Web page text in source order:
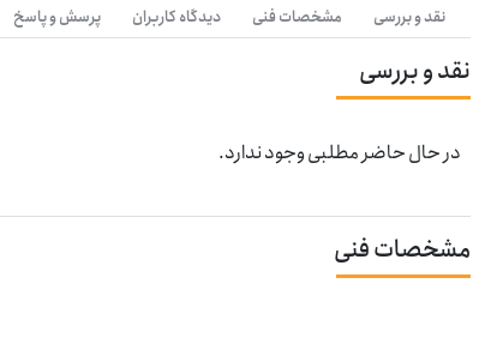
نقد و بررسی مشخصات فنی دیدگاه کاربران پرسش و پاسخ
نقد و بررسی
در حال حاضر مطلبی وجود ندارد.
مشخصات فنی